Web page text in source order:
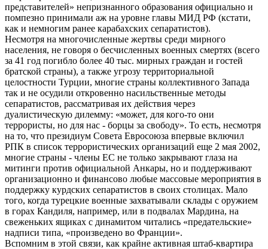
представителей» непризнанного образования официально и
помпезно принимали аж на уровне главы МИД РФ (кстати,
как и немногим ранее карабахских сепаратистов).
Несмотря на многочисленные жертвы среди мирного
населения, не говоря о бесчисленных военных смертях (всего
за 41 год погибло более 40 тыс. мирных граждан и гостей
братской страны), а также угрозу территориальной
целостности Турции, многие страны коллективного Запада
так и не осудили откровенно насильственные методы
сепаратистов, рассматривая их действия через
дуалистическую дилемму: «может, для кого-то они
террористы, но для нас - борцы за свободу». То есть, несмотря
на то, что президиум Совета Евросоюза впервые включил
РПК в список террористических организаций еще 2 мая 2002,
многие страны - члены ЕС не только закрывают глаза на
митинги против официальной Анкары, но и поддерживают
организационно и финансово любые массовые мероприятия в
поддержку курдских сепаратистов в своих столицах. Мало
того, когда турецкие военные захватывали склады с оружием
в горах Кандиля, например, или в подвалах Мардина, на
свеженьких ящиках с динамитом читались «предательские»
надписи типа, «произведено во Франции».
Вспомним в этой связи, как крайне активная штаб-квартира